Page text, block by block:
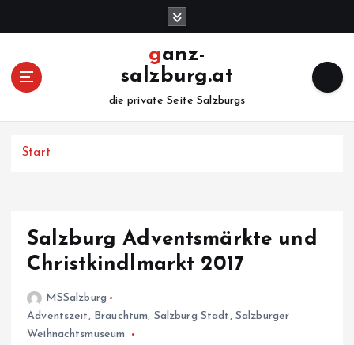
ganz-
salzburg.at
die private Seite Salzburgs
Start
Salzburg Adventsmärkte und
Christkindlmarkt 2017
MSSalzburg
Adventszeit , Brauchtum, Salzburg Stadt , Salzburger
Weihnachtsmuseum